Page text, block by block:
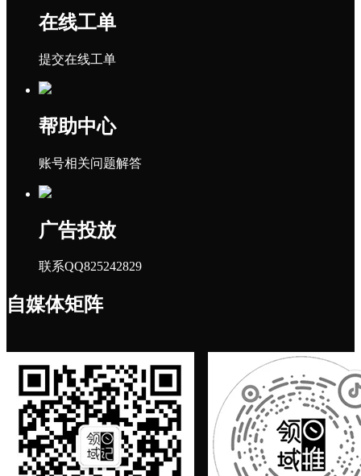
在线工单
提交在线工单
帮助中心
账号相关问题解答
广告投放
联系QQ825242829
自媒体矩阵